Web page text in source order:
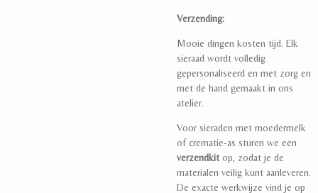
Verzending:
Mooie dingen kosten tijd. Elk
sieraad wordt volledig
gepersonaliseerd en met zorg en
met de hand gemaakt in ons
atelier.
Voor sieraden met moedermelk
of crematie-as sturen we een
verzendkit op, zodat je de
materialen veilig kunt aanleveren.
De exacte werkwijze vind je op